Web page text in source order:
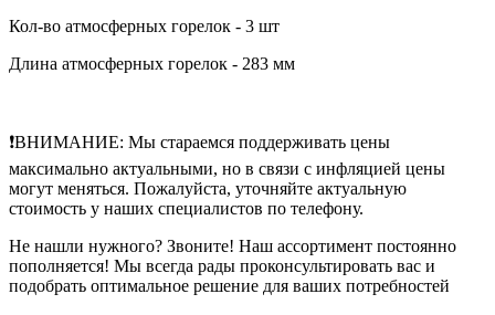
Кол-во атмосферных горелок - 3 шт
Длина атмосферных горелок - 283 мм
❗ВНИМАНИЕ: Мы стараемся поддерживать цены
максимально актуальными, но в связи с инфляцией цены
могут меняться. Пожалуйста, уточняйте актуальную
стоимость у наших специалистов по телефону.
Не нашли нужного? Звоните! Наш ассортимент постоянно
пополняется! Мы всегда рады проконсультировать вас и
подобрать оптимальное решение для ваших потребностей